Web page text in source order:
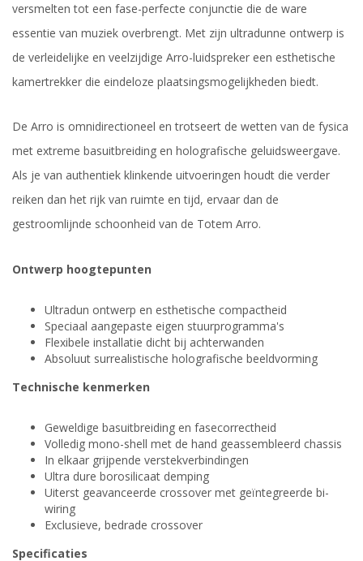
versmelten tot een fase-perfecte conjunctie die de ware
essentie van muziek overbrengt. Met zijn ultradunne ontwerp is
de verleidelijke en veelzijdige Arro-luidspreker een esthetische
kamertrekker die eindeloze plaatsingsmogelijkheden biedt.
De Arro is omnidirectioneel en trotseert de wetten van de fysica
met extreme basuitbreiding en holografische geluidsweergave.
Als je van authentiek klinkende uitvoeringen houdt die verder
reiken dan het rijk van ruimte en tijd, ervaar dan de
gestroomlijnde schoonheid van de Totem Arro.
Ontwerp hoogtepunten
Ultradun ontwerp en esthetische compactheid
Speciaal aangepaste eigen stuurprogramma's
Flexibele installatie dicht bij achterwanden
Absoluut surrealistische holografische beeldvorming
Technische kenmerken
Geweldige basuitbreiding en fasecorrectheid
Volledig mono-shell met de hand geassembleerd chassis
In elkaar grijpende verstekverbindingen
Ultra dure borosilicaat demping
Uiterst geavanceerde crossover met geïntegreerde bi-
wiring
Exclusieve, bedrade crossover
Specificaties